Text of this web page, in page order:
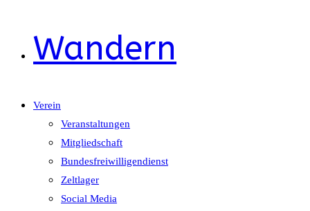
Wandern
Verein
Veranstaltungen
Mitgliedschaft
Bundesfreiwilligendienst
Zeltlager
Social Media